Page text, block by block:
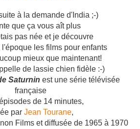
à la demande d'India ;-)
que ça vous aît plus
pas née et je découvre
l'époque les films pour enfants
mieux que maintenant!
de lassie chien fidèle :-)
Saturnin est une série télévisée
française
de 14 minutes,
par Jean Tourane,
Films et diffusée de 1965 à 1970